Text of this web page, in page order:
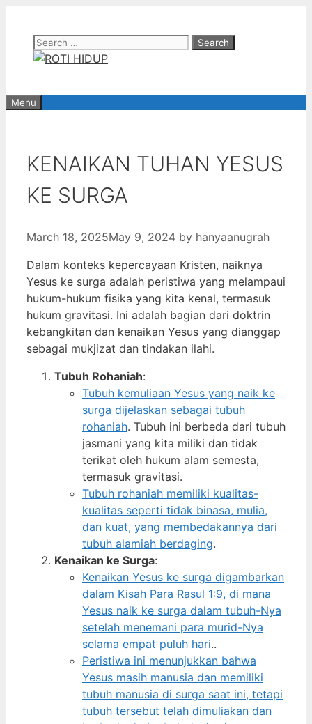
contentSearch
for:
Menu
KENAIKAN TUHAN YESUS
KE SURGA
March 18, 2025May 9, 2024 by hanyaanugrah
Dalam konteks kepercayaan Kristen, naiknya
Yesus ke surga adalah peristiwa yang melampaui
hukum-hukum fisika yang kita kenal, termasuk
hukum gravitasi. Ini adalah bagian dari doktrin
kebangkitan dan kenaikan Yesus yang dianggap
sebagai mukjizat dan tindakan ilahi.
Tubuh Rohaniah:
Tubuh kemuliaan Yesus yang naik ke
surga dijelaskan sebagai tubuh
rohaniah. Tubuh ini berbeda dari tubuh
jasmani yang kita miliki dan tidak
terikat oleh hukum alam semesta,
termasuk gravitasi.
Tubuh rohaniah memiliki kualitas-
kualitas seperti tidak binasa, mulia,
dan kuat, yang membedakannya dari
tubuh alamiah berdaging.
Kenaikan ke Surga:
Kenaikan Yesus ke surga digambarkan
dalam Kisah Para Rasul 1:9, di mana
Yesus naik ke surga dalam tubuh-Nya
setelah menemani para murid-Nya
selama empat puluh hari..
Peristiwa ini menunjukkan bahwa
Yesus masih manusia dan memiliki
tubuh manusia di surga saat ini, tetapi
tubuh tersebut telah dimuliakan dan